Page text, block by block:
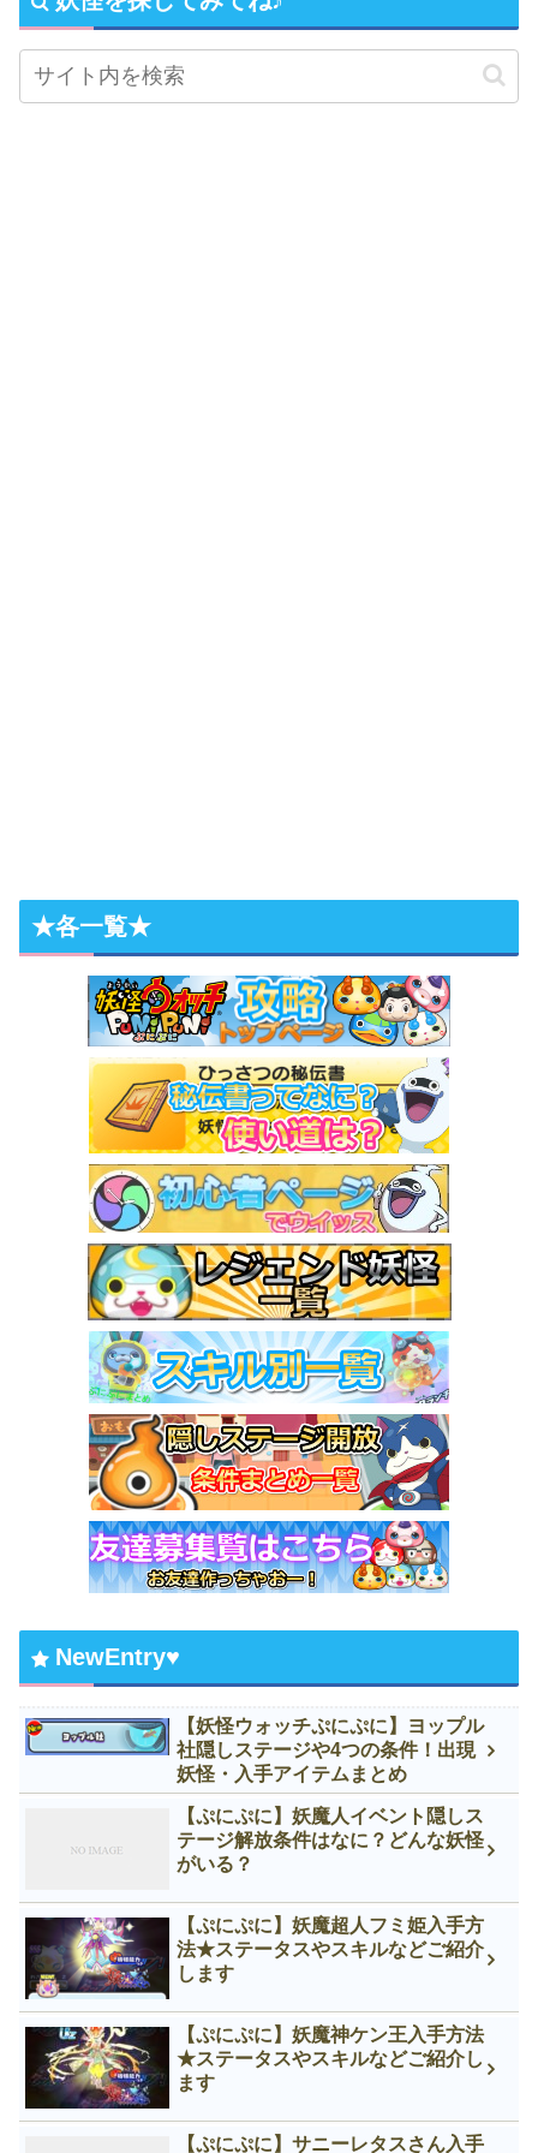
★各一覧★
NewEntry♥
【妖怪ウォッチぷにぷに】ヨップル
社隠しステージや4つの条件！出現
妖怪・入手アイテムまとめ
【ぷにぷに】妖魔人イベント隠しス
テージ解放条件はなに？どんな妖怪
がいる？
【ぷにぷに】妖魔超人フミ姫入手方
法★ステータスやスキルなどご紹介
します
【ぷにぷに】妖魔神ケン王入手方法
★ステータスやスキルなどご紹介し
ます
【ぷにぷに】サニーレタスさん入手